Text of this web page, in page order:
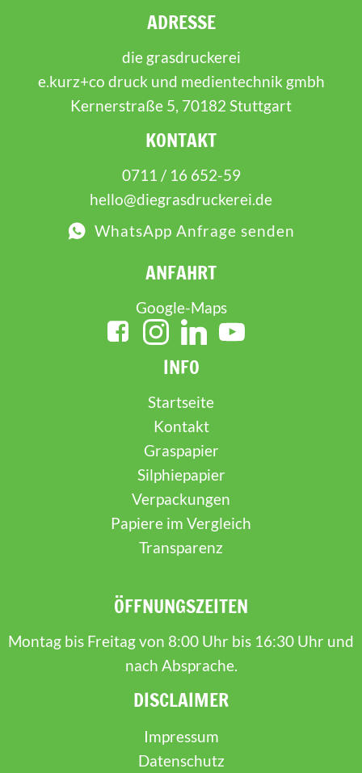
ADRESSE
die grasdruckerei
e.kurz+co druck und medientechnik gmbh
Kernerstraße 5, 70182 Stuttgart
KONTAKT
0711 / 16 652-59
hello@diegrasdruckerei.de
WhatsApp Anfrage senden
ANFAHRT
Google-Maps
INFO
Startseite
Kontakt
Graspapier
Silphiepapier
Verpackungen
Papiere im Vergleich
Transparenz
ÖFFNUNGSZEITEN
Montag bis Freitag von 8:00 Uhr bis 16:30 Uhr und
nach Absprache.
DISCLAIMER
Impressum
Datenschutz